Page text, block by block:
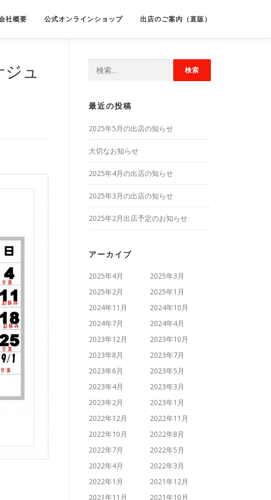
社概要 公式オンラインショップ 出店のご案内（直販）
ュ
最近の投稿
2025年5月の出店の知らせ
大切なお知らせ
2025年4月の出店の知らせ
2025年3月の出店の知らせ
2025年2月出店予定のお知らせ
アーカイブ
2025年4月
2025年3月
2025年2月
2025年1月
2024年11月
2024年10月
2024年7月
2024年4月
2023年12月
2023年10月
2023年8月
2023年7月
2023年6月
2023年5月
2023年4月
2023年3月
2023年2月
2023年1月
2022年12月
2022年11月
2022年10月
2022年8月
2022年7月
2022年5月
2022年4月
2022年3月
2022年1月
2021年12月
2021年11月
2021年10月